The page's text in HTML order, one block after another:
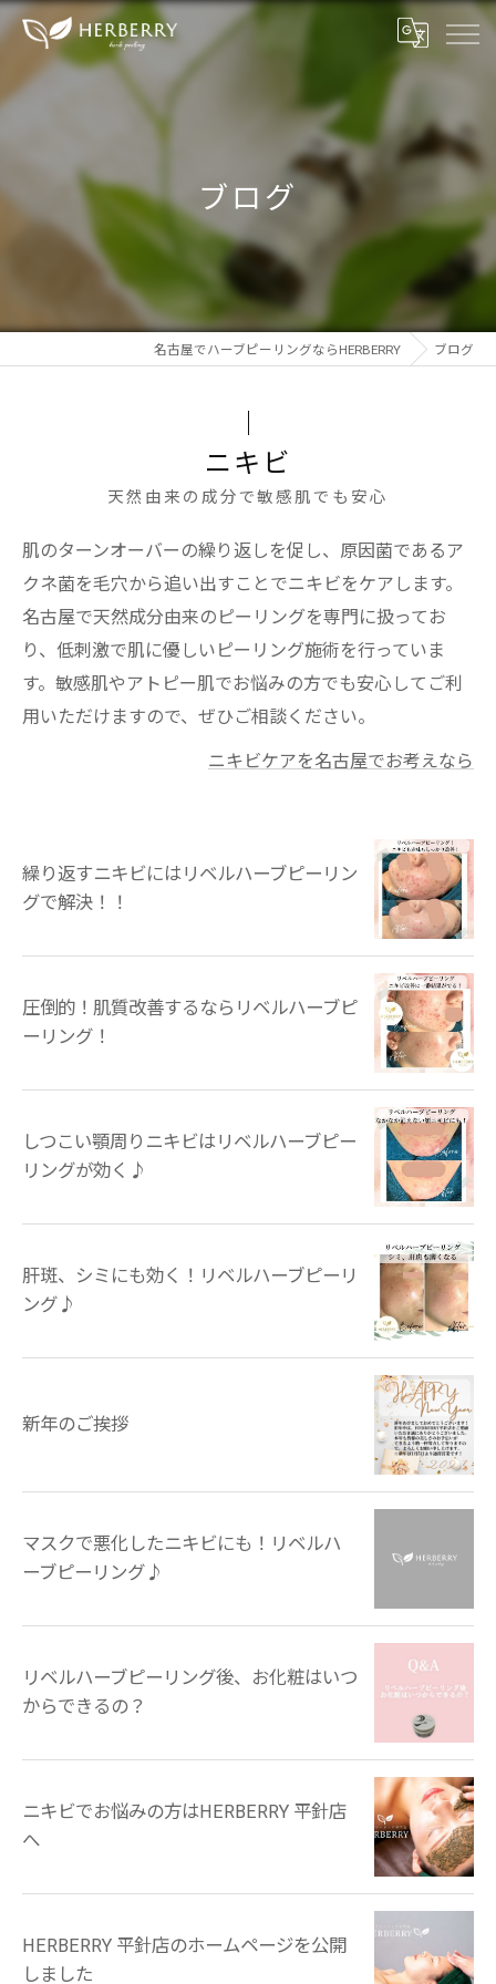
ブログ
名古屋でハーブピーリングならHERBERRY ブログ
ニキビ
天然由来の成分で敏感肌でも安心
肌のターンオーバーの繰り返しを促し、原因菌であるア
クネ菌を毛穴から追い出すことでニキビをケアします。
名古屋で天然成分由来のピーリングを専門に扱ってお
り、低刺激で肌に優しいピーリング施術を行っていま
す。敏感肌やアトピー肌でお悩みの方でも安心してご利
用いただけますので、ぜひご相談ください。
ニキビケアを名古屋でお考えなら
繰り返すニキビにはリベルハーブピーリン
グで解決！！
圧倒的！肌質改善するならリベルハーブピ
ーリング！
しつこい顎周りニキビはリベルハーブピー
リングが効く♪
肝斑、シミにも効く！リベルハーブピーリ
ング♪
新年のご挨拶
マスクで悪化したニキビにも！リベルハ
ーブピーリング♪
リベルハーブピーリング後、お化粧はいつ
からできるの？
ニキビでお悩みの方はHERBERRY 平針店
へ
HERBERRY 平針店のホームページを公開
しました